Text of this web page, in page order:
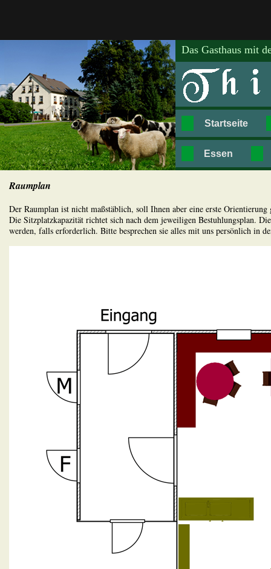
Startseite
Essen
Das Gasthaus mit
Raumplan
Der Raumplan ist nicht maßstäblich, soll Ihnen aber eine erste
Die Sitzplatzkapazität richtet sich nach dem jeweiligen Bestuhlungsplan.
werden, falls erforderlich. Bitte besprechen sie alles mit uns persönlich in